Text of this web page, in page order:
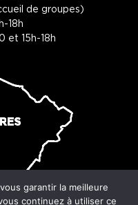
de groupes)
18h
et 15h-18h
garantir la meilleure
continuez à utiliser ce